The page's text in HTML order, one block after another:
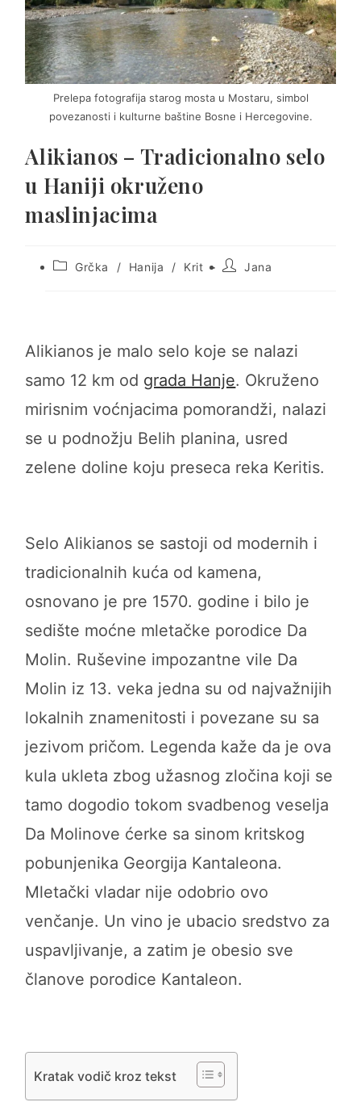
Prelepa fotografija starog mosta u Mostaru, simbol
povezanosti i kulturne baštine Bosne i Hercegovine.
Alikianos – Tradicionalno selo
u Haniji okruženo
maslinjacima
PostGrčka / Hanija / Krit
Post Jana
Alikianos je malo selo koje se nalazi
samo 12 km od grada Hanje. Okruženo
mirisnim voćnjacima pomorandži, nalazi
se u podnožju Belih planina, usred
zelene doline koju preseca reka Keritis.
Selo Alikianos se sastoji od modernih i
tradicionalnih kuća od kamena,
osnovano je pre 1570. godine i bilo je
sedište moćne mletačke porodice Da
Molin. Ruševine impozantne vile Da
Molin iz 13. veka jedna su od najvažnijih
lokalnih znamenitosti i povezane su sa
jezivom pričom. Legenda kaže da je ova
kula ukleta zbog užasnog zločina koji se
tamo dogodio tokom svadbenog veselja
Da Molinove ćerke sa sinom kritskog
pobunjenika Georgija Kantaleona.
Mletački vladar nije odobrio ovo
venčanje. Un vino je ubacio sredstvo za
uspavljivanje, a zatim je obesio sve
članove porodice Kantaleon.
Kratak vodič kroz tekst